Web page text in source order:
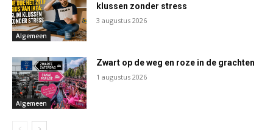
Algemeen
klussen zonder stress
3 augustus 2026
Algemeen
Zwart op de weg en roze in de grachten
1 augustus 2026